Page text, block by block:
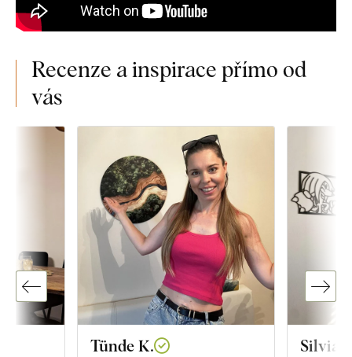
Recenze a inspirace přímo od
vás
Tünde K. Silvia